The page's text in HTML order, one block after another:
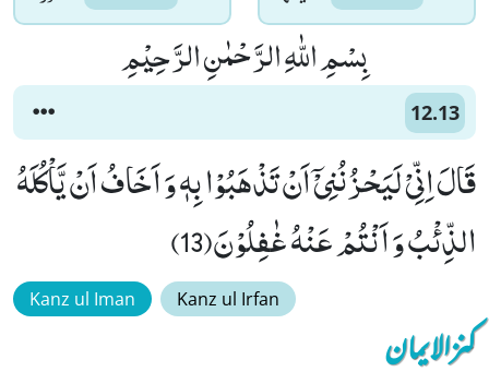
بِسْمِ اللّٰهِ الرَّحْمٰنِ الرَّحِیْمِ
12.13
قَالَ اِنِّیْ لَیَحْزُنُنِیْۤ اَنْ تَذْهَبُوْا بِهٖ وَ اَخَافُ اَنْ یَّاْكُلَهُ
الذِّئْبُ وَ اَنْتُمْ عَنْهُ غٰفِلُوْنَ(13)
Kanz ul Iman Kanz ul Irfan
کنزالایمان